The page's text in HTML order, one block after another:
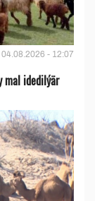
04.08.2026 - 12:07
mal idedilýär